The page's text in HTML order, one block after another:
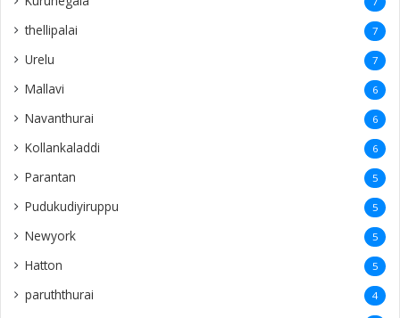
thellipalai 7
Urelu 7
Mallavi 6
Navanthurai 6
Kollankaladdi 6
Parantan 5
Pudukudiyiruppu 5
Newyork 5
Hatton 5
paruththurai 4